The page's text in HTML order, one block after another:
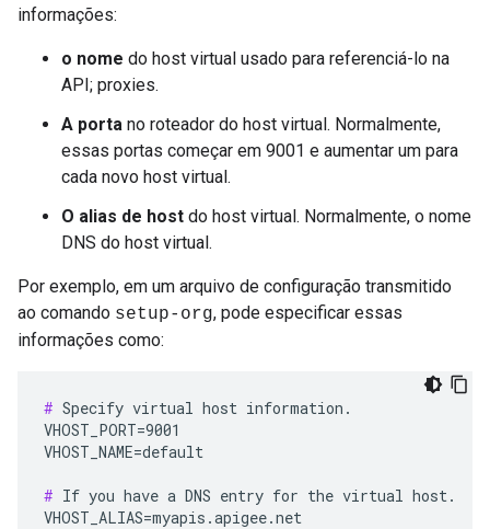
informações:
o nome do host virtual usado para referenciá-lo na
API; proxies.
A porta no roteador do host virtual. Normalmente,
essas portas começar em 9001 e aumentar um para
cada novo host virtual.
O alias de host do host virtual. Normalmente, o nome
DNS do host virtual.
Por exemplo, em um arquivo de configuração transmitido
ao comando setup-org, pode especificar essas
informações como:
# Specify virtual host information.
VHOST_PORT=9001
VHOST_NAME=default
# If you have a DNS entry for the virtual host.
VHOST_ALIAS=myapis.apigee.net